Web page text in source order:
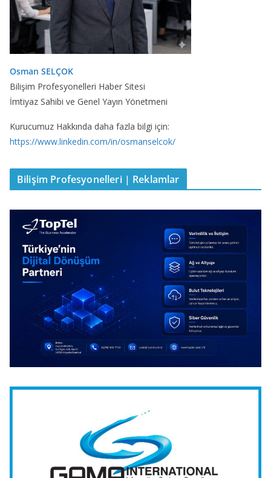
Osman SELÇOK
Bilişim Profesyonelleri Haber Sitesi
İmtiyaz Sahibi ve Genel Yayın Yönetmeni
Kurucumuz Hakkında daha fazla bilgi için:
https://www.linkedin.com/in/osmanselcok/
Bilişim Profesyonelleri | Reklamlar